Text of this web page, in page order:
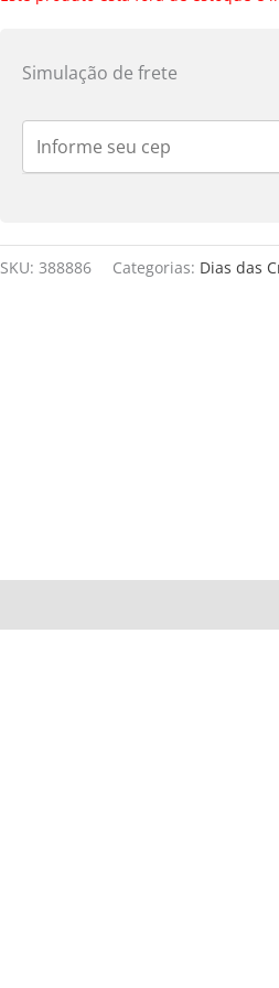
Simulação de frete
SKU:388886 Categorias: Dias das